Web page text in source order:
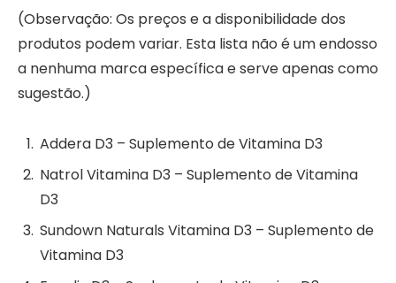
(Observação: Os preços e a disponibilidade dos
produtos podem variar. Esta lista não é um endosso
a nenhuma marca específica e serve apenas como
sugestão.)
Addera D3 – Suplemento de Vitamina D3
Natrol Vitamina D3 – Suplemento de Vitamina
D3
Sundown Naturals Vitamina D3 – Suplemento de
Vitamina D3